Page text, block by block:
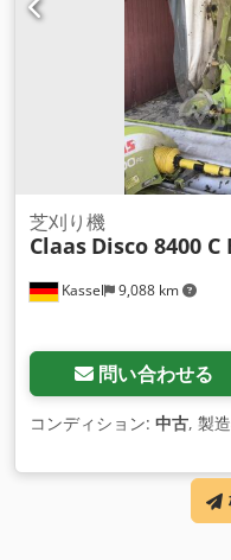
Kassel 9,088 km
芝刈り機
Claas Disco 8400
問い合わせる
コンディション: 中古, 製